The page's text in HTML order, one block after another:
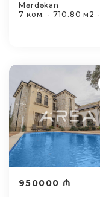
Mərdəkan
7 ком. - 710.80 м2 -
950000 ₼